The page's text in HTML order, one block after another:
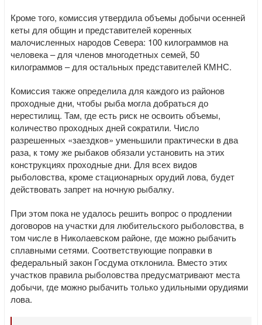
Кроме того, комиссия утвердила объемы добычи осенней
кеты для общин и представителей коренных
малочисленных народов Севера: 100 килограммов на
человека – для членов многодетных семей, 50
килограммов – для остальных представителей КМНС.
Комиссия также определила для каждого из районов
проходные дни, чтобы рыба могла добраться до
нерестилищ. Там, где есть риск не освоить объемы,
количество проходных дней сократили. Число
разрешенных «заездков» уменьшили практически в два
раза, к тому же рыбаков обязали установить на этих
конструкциях проходные дни. Для всех видов
рыболовства, кроме стационарных орудий лова, будет
действовать запрет на ночную рыбалку.
При этом пока не удалось решить вопрос о продлении
договоров на участки для любительского рыболовства, в
том числе в Николаевском районе, где можно рыбачить
сплавными сетями. Соответствующие поправки в
федеральный закон Госдума отклонила. Вместо этих
участков правила рыболовства предусматривают места
добычи, где можно рыбачить только удильными орудиями
лова.